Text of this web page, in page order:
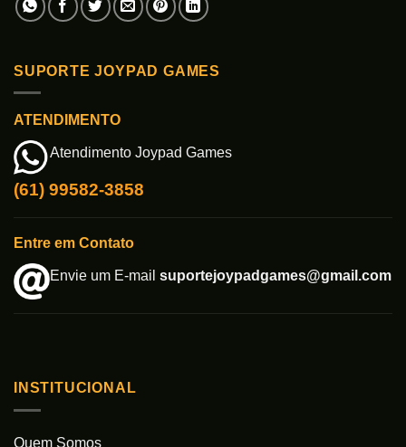
SUPORTE JOYPAD GAMES
ATENDIMENTO
Atendimento Joypad Games
(61) 99582-3858
Entre em Contato
Envie um E-mail suportejoypadgames@gmail.com
INSTITUCIONAL
Quem Somos